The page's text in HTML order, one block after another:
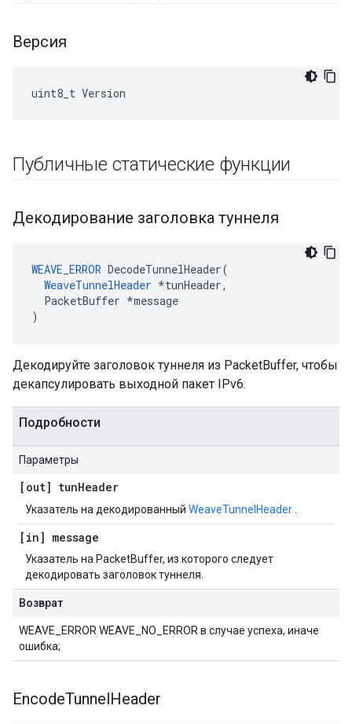
Версия
uint8_t Version
Публичные статические функции
Декодирование заголовка туннеля
WEAVE_ERROR DecodeTunnelHeader(
WeaveTunnelHeader *tunHeader,
  PacketBuffer *message
)
Декодируйте заголовок туннеля из PacketBuffer, чтобы
декапсулировать выходной пакет IPv6.
Подробности
Параметры
[out] tunHeader
Указатель на декодированный WeaveTunnelHeader
[in] message
Указатель на PacketBuffer, из которого следует
декодировать заголовок туннеля.
Возврат
WEAVE_ERROR WEAVE_NO_ERROR в случае успеха, иначе
ошибка;
EncodeTunnelHeader